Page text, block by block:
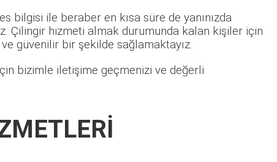
bilgisi ile beraber en kısa süre de yanınızda
Çilingir hizmeti almak durumunda kalan kişiler için
güvenilir bir şekilde sağlamaktayız.
bizimle iletişime geçmenizi ve değerli